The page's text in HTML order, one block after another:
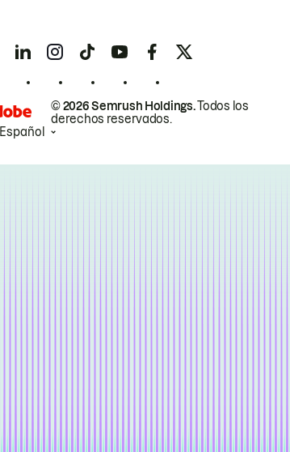
© 2026 Semrush Holdings.Todos los
derechos reservados.
Español